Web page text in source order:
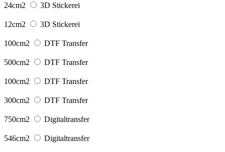
24cm2 3D Stickerei
12cm2 3D Stickerei
100cm2 DTF Transfer
500cm2 DTF Transfer
100cm2 DTF Transfer
300cm2 DTF Transfer
750cm2 Digitaltransfer
546cm2 Digitaltransfer